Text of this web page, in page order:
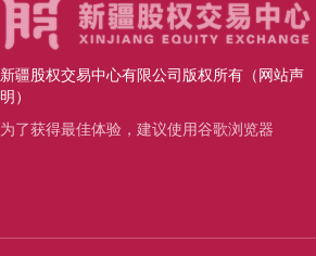
新疆股权交易中心有限公司版权所有（网站声
明）
为了获得最佳体验，建议使用谷歌浏览器